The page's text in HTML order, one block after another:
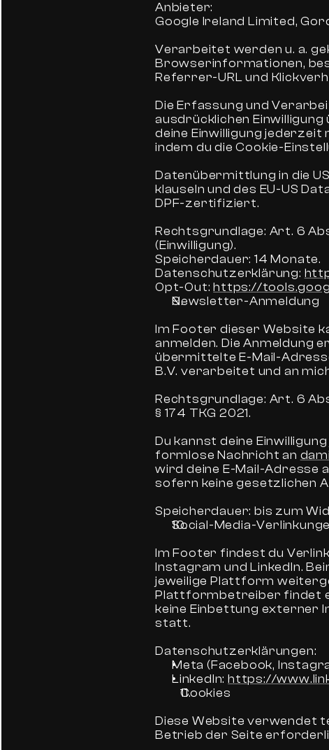
Anbieter:
Google Ireland Limited,
Verarbeitet werden u. a.
Browserinformationen,
Referrer-URL und
Die Erfassung und
ausdrücklichen
deine Einwilligung
indem du die Cookie-
Datenübermittlung in die
klauseln und des EU-US
DPF-zertifiziert.
Rechtsgrundlage: Art. 6 Abs.
(Einwilligung).
Speicherdauer: 14 Monate.
Datenschutzerklärung:
Opt-Out: https://
Newsletter-Anmeldung
Im Footer dieser Website
anmelden. Die Anmeldung
übermittelte E-Mail-
B.V. verarbeitet und an
Rechtsgrundlage: Art. 6
§ 174 TKG 2021.
Du kannst deine
formlose Nachricht an
wird deine E-Mail-Adresse
sofern keine gesetzlichen
Speicherdauer: bis zum
Social-Media-
Im Footer findest du
Instagram und LinkedIn.
jeweilige Plattform
Plattformbetreiber findet
keine Einbettung externer
statt.
Datenschutzerklärungen:
Meta (Facebook,
LinkedIn: https://
Cookies
Diese Website verwendet
Betrieb der Seite